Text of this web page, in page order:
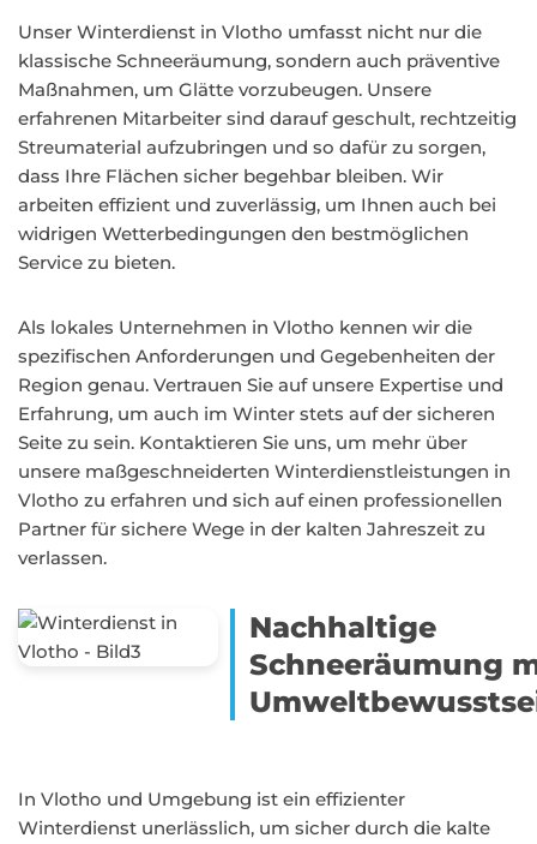
Unser Winterdienst in Vlotho umfasst nicht nur die
klassische Schneeräumung, sondern auch präventive
Maßnahmen, um Glätte vorzubeugen. Unsere
erfahrenen Mitarbeiter sind darauf geschult, rechtzeitig
Streumaterial aufzubringen und so dafür zu sorgen,
dass Ihre Flächen sicher begehbar bleiben. Wir
arbeiten effizient und zuverlässig, um Ihnen auch bei
widrigen Wetterbedingungen den bestmöglichen
Service zu bieten.
Als lokales Unternehmen in Vlotho kennen wir die
spezifischen Anforderungen und Gegebenheiten der
Region genau. Vertrauen Sie auf unsere Expertise und
Erfahrung, um auch im Winter stets auf der sicheren
Seite zu sein. Kontaktieren Sie uns, um mehr über
unsere maßgeschneiderten Winterdienstleistungen in
Vlotho zu erfahren und sich auf einen professionellen
Partner für sichere Wege in der kalten Jahreszeit zu
verlassen.
Nachhaltige
Schneeräumung
In Vlotho und Umgebung ist ein effizienter
Winterdienst unerlässlich, um sicher durch die kalte